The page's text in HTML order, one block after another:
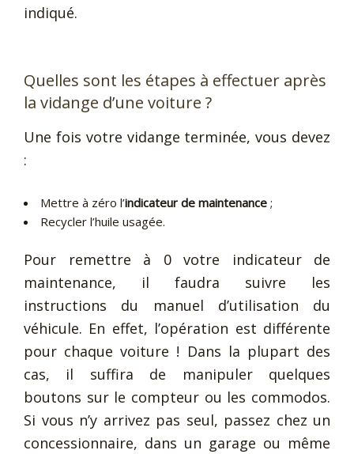
indiqué.
Quelles sont les étapes à effectuer après
la vidange d’une voiture ?
Une fois votre vidange terminée, vous devez
:
Mettre à zéro l’indicateur de maintenance ;
Recycler l’huile usagée.
Pour remettre à 0 votre indicateur de
maintenance, il faudra suivre les
instructions du manuel d’utilisation du
véhicule. En effet, l’opération est différente
pour chaque voiture ! Dans la plupart des
cas, il suffira de manipuler quelques
boutons sur le compteur ou les commodos.
Si vous n’y arrivez pas seul, passez chez un
concessionnaire, dans un garage ou même